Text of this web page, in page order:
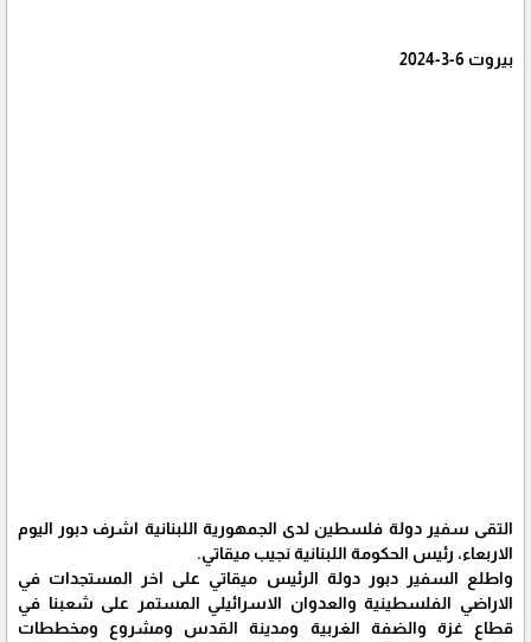
بيروت 6-3-2024
التقى سفير دولة فلسطين لدى الجمهورية اللبنانية اشرف دبور اليوم
الاربعاء، رئيس الحكومة اللبنانية نجيب ميقاتي.
واطلع السفير دبور دولة الرئيس ميقاتي على اخر المستجدات في
الاراضي الفلسطينية والعدوان الاسرائيلي المستمر على شعبنا في
قطاع غزة والضفة الغربية ومدينة القدس ومشروع ومخططات